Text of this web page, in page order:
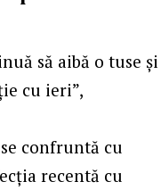
să aibă o tuse și
cu ieri”,
confruntă cu
recentă cu